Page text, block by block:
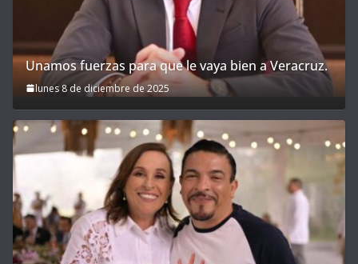
Unamos fuerzas para que le vaya bien a Veracruz.
lunes 8 de diciembre de 2025